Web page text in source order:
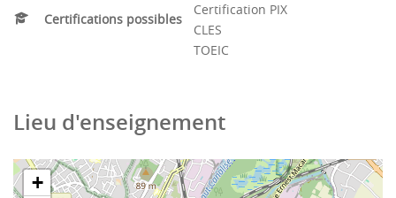
Certifications possibles
Certification PIX
CLES
TOEIC
Lieu d'enseignement
+